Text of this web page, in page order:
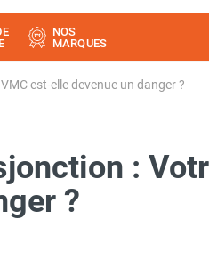
NOS
MARQUES
est-elle devenue un danger ?
:
?